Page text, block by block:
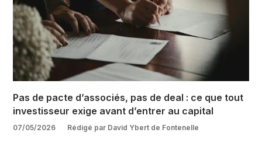
Pas de pacte d’associés, pas de deal : ce que tout
investisseur exige avant d’entrer au capital
07/05/2026 Rédigé par David Ybert de Fontenelle